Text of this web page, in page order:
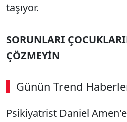
taşıyor.
SORUNLARI
ÇÖZMEYİN
Günün Trend
Psikiyatrist Daniel